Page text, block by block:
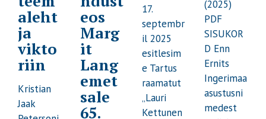
aleht
ja
vikto
riin
Kristian
Jaak
eos
Marg
it
Lang
emet
sale
65.
17.
septembr
il 2025
esitlesim
e Tartus
raamatut
„Lauri
Kettunen
(2025)
PDF
SISUKOR
D Enn
Ernits
Ingerimaa
asustusni
medest